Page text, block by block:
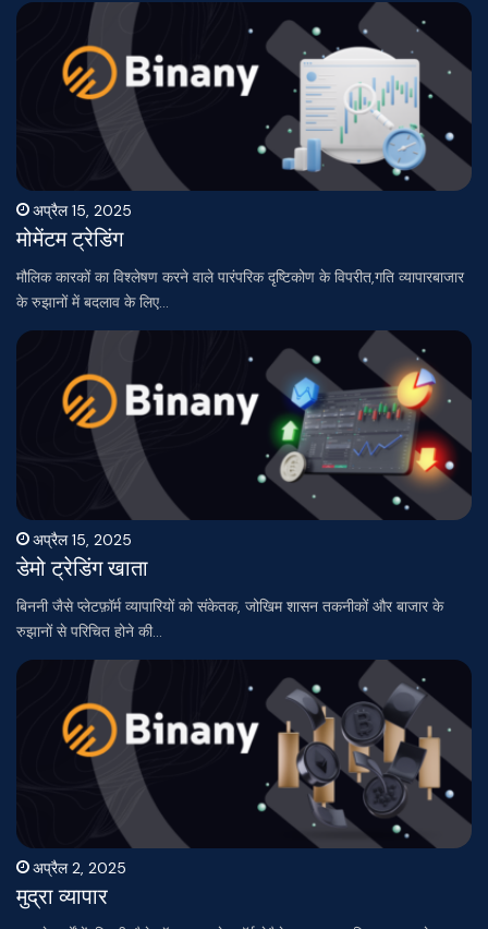
अप्रैल 15, 2025
मोमेंटम ट्रेडिंग
मौलिक कारकों का विश्लेषण करने वाले पारंपरिक दृष्टिकोण के विपरीत,गति व्यापारबाजार
के रुझानों में बदलाव के लिए…
अप्रैल 15, 2025
डेमो ट्रेडिंग खाता
बिननी जैसे प्लेटफ़ॉर्म व्यापारियों को संकेतक, जोखिम शासन तकनीकों और बाजार के
रुझानों से परिचित होने की…
अप्रैल 2, 2025
मुद्रा व्यापार